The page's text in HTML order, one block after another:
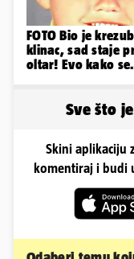
FOTO Bio je
klinac, sad staje
oltar! Evo kako se
Sve što
Skini aplikaciju
komentiraj i budi